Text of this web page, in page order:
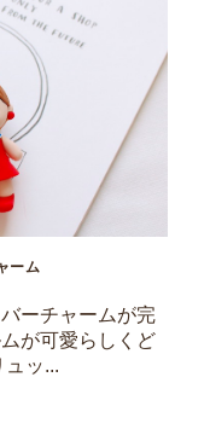
ーム
ーチャームが完
が可愛らしくど
ッ...